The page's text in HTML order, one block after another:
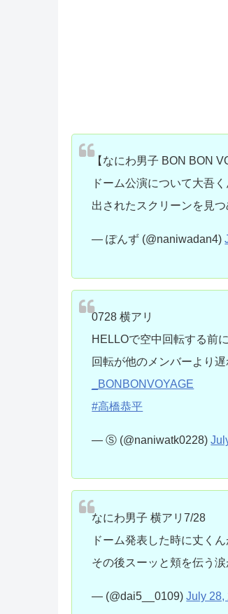
【なにわ男子 BON BON
ドーム公演について大吾
出されたスクリーンを見
— ぽんず (@naniwadan4)
0728 横アリ
HELLOで空中回転する前
回転が他のメンバーより
_BONBONVOYAGE
#高橋恭平
— Ⓢ (@naniwatk0228)
なにわ男子 横アリ7/28
ドーム発表した時に丈く
その後スーッと頬を伝う
— (@dai5__0109)July 28,